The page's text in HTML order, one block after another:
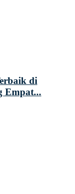
di
Empat...